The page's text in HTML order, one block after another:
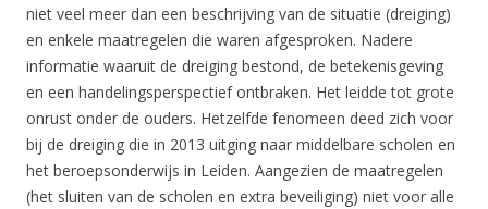
niet veel meer dan een beschrijving van de situatie (dreiging)
en enkele maatregelen die waren afgesproken. Nadere
informatie waaruit de dreiging bestond, de betekenisgeving
en een handelingsperspectief ontbraken. Het leidde tot grote
onrust onder de ouders. Hetzelfde fenomeen deed zich voor
bij de dreiging die in 2013 uitging naar middelbare scholen en
het beroepsonderwijs in Leiden. Aangezien de maatregelen
(het sluiten van de scholen en extra beveiliging) niet voor alle